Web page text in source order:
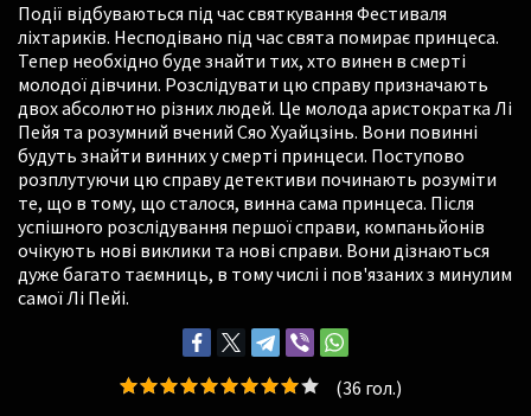
Події відбуваються під час святкування Фестиваля
ліхтариків. Несподівано під час свята помирає принцеса.
Тепер необхідно буде знайти тих, хто винен в смерті
молодої дівчини. Розслідувати цю справу призначають
двох абсолютно різних людей. Це молода аристократка Лі
Пейя та розумний вчений Сяо Хуайцзінь. Вони повинні
будуть знайти винних у смерті принцеси. Поступово
розплутуючи цю справу детективи починають розуміти
те, що в тому, що сталося, винна сама принцеса. Після
успішного розслідування першої справи, компаньйонів
очікують нові виклики та нові справи. Вони дізнаються
дуже багато таємниць, в тому числі і пов'язаних з минулим
самої Лі Пейі.
(36 гол.)